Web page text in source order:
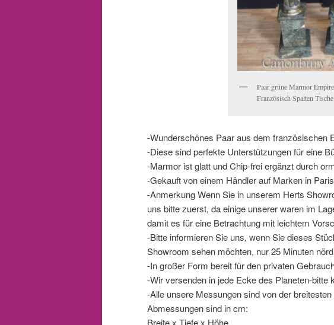
Paar grüne Marmor
Französisch Spalten Tische
-Wunderschönes Paar aus dem französischen
-Diese sind perfekte Unterstützungen für eine
-Marmor ist glatt und Chip-frei ergänzt durch
-Gekauft von einem Händler auf Marken in
-Anmerkung Wenn Sie in unserem Herts
uns bitte zuerst, da einige unserer waren im
damit es für eine Betrachtung mit leichtem
-Bitte informieren Sie uns, wenn Sie dieses
Showroom sehen möchten, nur 25 Minuten
-In großer Form bereit für den privaten
-Wir versenden in jede Ecke des Planeten-bitte
-Alle unsere Messungen sind von der
Abmessungen sind in cm:
Breite x Tiefe x Höhe